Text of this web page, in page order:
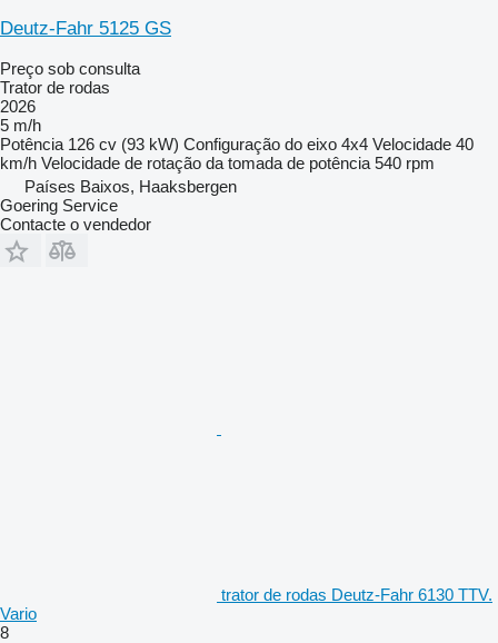
Deutz-Fahr 5125 GS
Preço sob consulta
Trator de rodas
2026
5 m/h
Potência 126 cv (93 kW) Configuração do eixo 4x4 Velocidade 40
km/h Velocidade de rotação da tomada de potência 540 rpm
Países Baixos, Haaksbergen
Goering Service
Contacte o vendedor
trator de rodas Deutz-Fahr 6130 TTV.
Vario
8